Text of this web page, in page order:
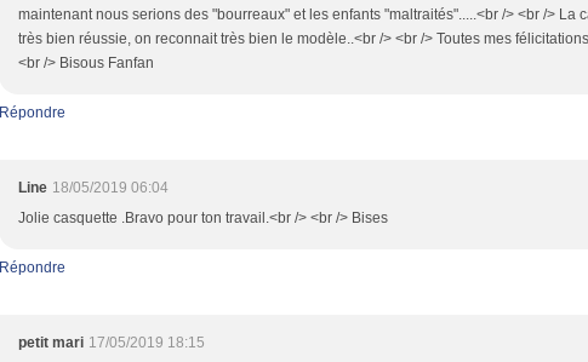
maintenant nous serions des "bourreaux" et les enfants "maltraités".....<br /> <br /> La
très bien réussie, on reconnait très bien le modèle..<br /> <br /> Toutes mes
<br /> Bisous Fanfan
Répondre
Line 18/05/2019 06:04
Jolie casquette .Bravo pour ton travail.<br /> <br /> Bises
Répondre
petit mari 17/05/2019 18:15